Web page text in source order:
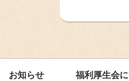
お知らせ 福利厚生会